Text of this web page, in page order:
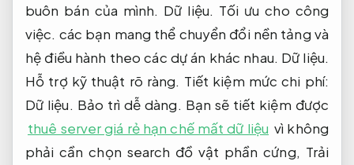
buôn bán của mình. Dữ liệu. Tối ưu cho công
việc. các bạn mang thể chuyển đổi nền tảng và
hệ điều hành theo các dự án khác nhau. Dữ liệu.
Hỗ trợ kỹ thuật rõ ràng. Tiết kiệm mức chi phí:
Dữ liệu. Bảo trì dễ dàng. Bạn sẽ tiết kiệm được
thuê server giá rẻ hạn chế mất dữ liệu vì không
phải cần chọn search đồ vật phần cứng, Trải